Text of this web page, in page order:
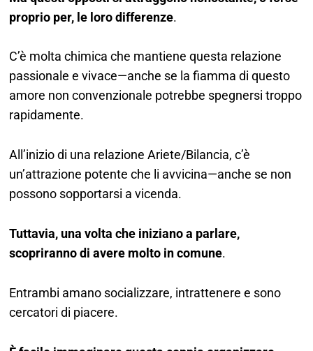
proprio per, le loro differenze.
C’è molta chimica che mantiene questa relazione
passionale e vivace—anche se la fiamma di questo
amore non convenzionale potrebbe spegnersi troppo
rapidamente.
All’inizio di una relazione Ariete/Bilancia, c’è
un’attrazione potente che li avvicina—anche se non
possono sopportarsi a vicenda.
Tuttavia, una volta che iniziano a parlare,
scopriranno di avere molto in comune.
Entrambi amano socializzare, intrattenere e sono
cercatori di piacere.